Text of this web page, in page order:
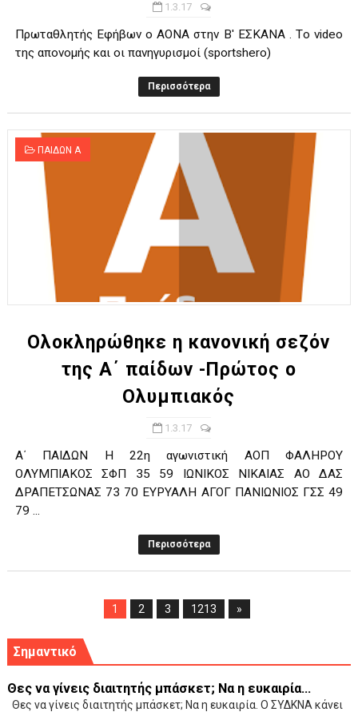
1.3.17
Πρωταθλητής Εφήβων ο ΑΟΝΑ στην Β' ΕΣΚΑΝΑ . Tο video
της απονομής και οι πανηγυρισμοί (sportshero)
Περισσότερα
ΠΑΙΔΩΝ Α
Ολοκληρώθηκε η κανονική σεζόν
της Α΄ παίδων -Πρώτος ο
Ολυμπιακός
1.3.17
Α΄ ΠΑΙΔΩΝ Η 22η αγωνιστική ΑΟΠ ΦΑΛΗΡΟΥ
ΟΛΥΜΠΙΑΚΟΣ ΣΦΠ 35 59 ΙΩΝΙΚΟΣ ΝΙΚΑΙΑΣ ΑΟ ΔΑΣ
ΔΡΑΠΕΤΣΩΝΑΣ 73 70 ΕΥΡΥΑΛΗ ΑΓΟΓ ΠΑΝΙΩΝΙΟΣ ΓΣΣ 49
79 ...
Περισσότερα
1 2 3 1213 »
Σημαντικό
Θες να γίνεις διαιτητής μπάσκετ; Να η ευκαιρία...
Θες να γίνεις διαιτητής μπάσκετ; Να η ευκαιρία. Ο ΣΥΔΚΝΑ κάνει